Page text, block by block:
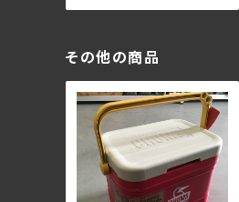
その他の商品